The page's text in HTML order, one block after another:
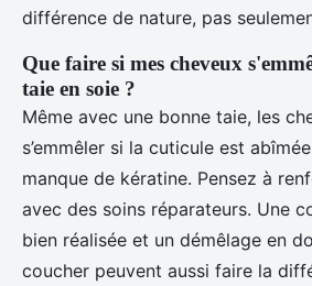
différence de nature, pas
Que faire si mes cheveux
taie en soie ?
Même avec une bonne taie, les
s’emmêler si la cuticule est
manque de kératine. Pensez à
avec des soins réparateurs. Une
bien réalisée et un démêlage en
coucher peuvent aussi faire la